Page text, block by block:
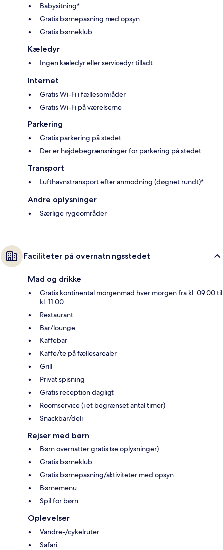
Babysitning*
Gratis børnepasning med opsyn
Gratis børneklub
Kæledyr
Ingen kæledyr eller servicedyr tilladt
Internet
Gratis Wi-Fi i fællesområder
Gratis Wi-Fi på værelserne
Parkering
Gratis parkering på stedet
Der er højdebegrænsninger for parkering på stedet
Transport
Lufthavnstransport efter anmodning (døgnet rundt)*
Andre oplysninger
Særlige rygeområder
Faciliteter på overnatningsstedet
Mad og drikke
Gratis kontinental morgenmad hver morgen fra kl. 09.00 til
kl. 11.00
Restaurant
Bar/lounge
Kaffebar
Kaffe/te på fællesarealer
Grill
Privat spisning
Gratis reception dagligt
Roomservice (i et begrænset antal timer)
Snackbar/deli
Rejser med børn
Børn overnatter gratis (se oplysninger)
Gratis børneklub
Gratis børnepasning/aktiviteter med opsyn
Børnemenu
Spil for børn
Oplevelser
Vandre-/cykelruter
Safari